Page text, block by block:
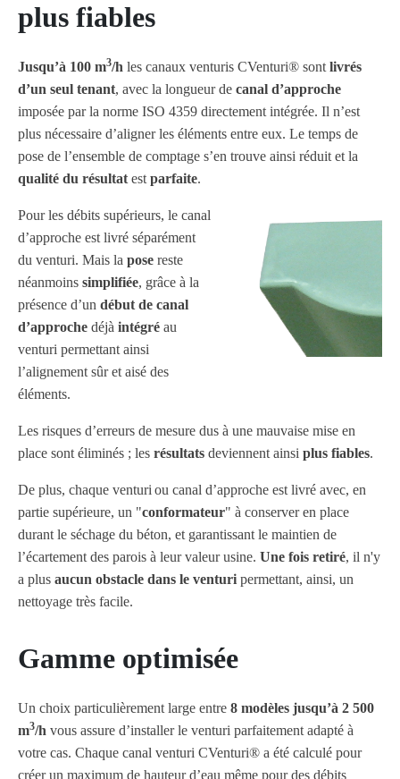
plus fiables
Jusqu’à 100 m3/h les canaux venturis CVenturi® sont livrés
d’un seul tenant, avec la longueur de canal d’approche
imposée par la norme ISO 4359 directement intégrée. Il n’est
plus nécessaire d’aligner les éléments entre eux. Le temps de
pose de l’ensemble de comptage s’en trouve ainsi réduit et la
qualité du résultat est parfaite.
Pour les débits supérieurs, le canal
d’approche est livré séparément
du venturi. Mais la pose reste
néanmoins simplifiée, grâce à la
présence d’un début de canal
d’approche déjà intégré au
venturi permettant ainsi
l’alignement sûr et aisé des
éléments.
Les risques d’erreurs de mesure dus à une mauvaise mise en
place sont éliminés ; les résultats deviennent ainsi plus fiables.
De plus, chaque venturi ou canal d’approche est livré avec, en
partie supérieure, un "conformateur" à conserver en place
durant le séchage du béton, et garantissant le maintien de
l’écartement des parois à leur valeur usine. Une fois retiré, il n'y
a plus aucun obstacle dans le venturi permettant, ainsi, un
nettoyage très facile.
Gamme optimisée
Un choix particulièrement large entre 8 modèles jusqu’à 2 500
m3/h vous assure d’installer le venturi parfaitement adapté à
votre cas. Chaque canal venturi CVenturi® a été calculé pour
créer un maximum de hauteur d’eau même pour des débits